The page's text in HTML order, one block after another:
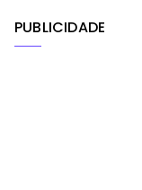
PUBLICIDADE